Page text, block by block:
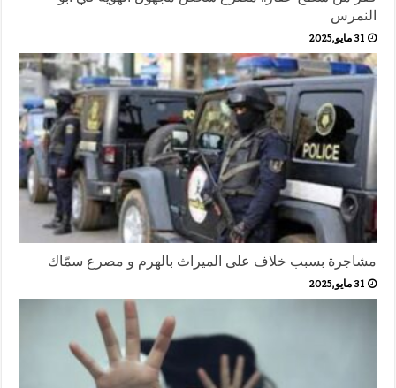
النمرس
31 مايو,2025
مشاجرة بسبب خلاف على الميراث بالهرم و مصرع سمّاك
31 مايو,2025